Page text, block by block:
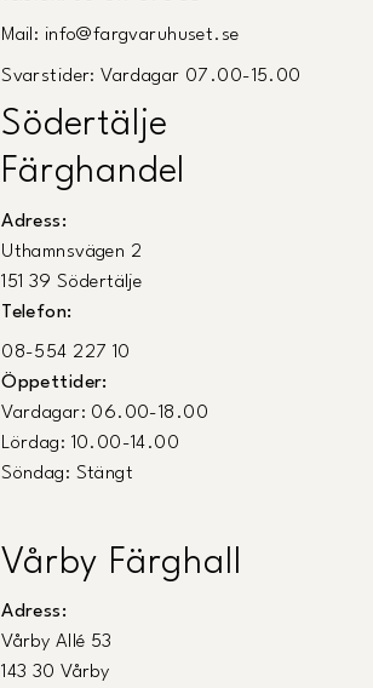
Mail: info@fargvaruhuset.se
Svarstider: Vardagar 07.00-15.00
Södertälje
Färghandel
Adress:
Uthamnsvägen 2
151 39 Södertälje
Telefon:
08-554 227 10
Öppettider:
Vardagar: 06.00-18.00
Lördag: 10.00-14.00
Söndag: Stängt
Vårby Färghall
Adress:
Vårby Allé 53
143 30 Vårby